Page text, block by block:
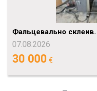
Фальцевально
07.08.2026
30 000 €